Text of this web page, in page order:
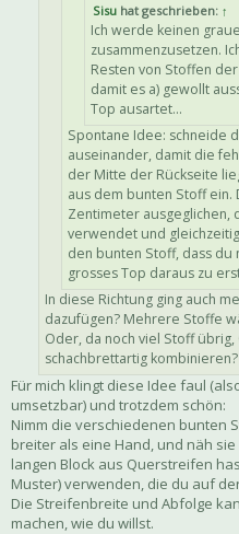
Sisu hat geschrieben: ↑
Ich werde keinen
zusammenzusetzen.
Resten von Stoffen
damit es a) gewollt
Top ausartet...
Spontane Idee: schneide
auseinander, damit die
der Mitte der Rückseite
aus dem bunten Stoff ein.
Zentimeter ausgeglichen,
verwendet und
den bunten Stoff, dass du
grosses Top daraus zu
In diese Richtung ging auch
dazufügen? Mehrere Stoffe
Oder, da noch viel Stoff
schachbrettartig kombinieren?
Für mich klingt diese Idee faul
umsetzbar) und trotzdem schön:
Nimm die verschiedenen bunten
breiter als eine Hand, und näh
langen Block aus Querstreifen
Muster) verwenden, die du auf
Die Streifenbreite und Abfolge
machen, wie du willst.